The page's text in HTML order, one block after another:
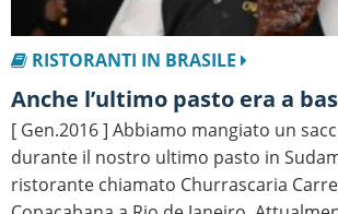
RISTORANTI IN BRASILE
Anche l’ultimo pasto era a
[ Gen.2016 ] Abbiamo mangiato un
durante il nostro ultimo pasto in
ristorante chiamato Churrascaria